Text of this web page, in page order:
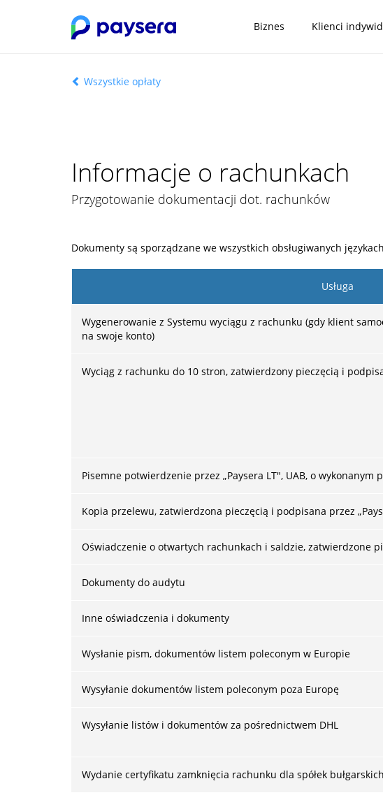
Biznes Klienci
Wszystkie opłaty
Informacje o rachunkach
Przygotowanie dokumentacji dot. rachunków
Dokumenty są sporządzane we wszystkich obsługiwanych
Usługa
Wygenerowanie z Systemu wyciągu z rachunku (gdy klient
na swoje konto)
Wyciąg z rachunku do 10 stron, zatwierdzony pieczęcią i
Pisemne potwierdzenie przez „Paysera LT", UAB, o wykonanym
Kopia przelewu, zatwierdzona pieczęcią i podpisana przez
Oświadczenie o otwartych rachunkach i saldzie, zatwierdzone
Dokumenty do audytu
Inne oświadczenia i dokumenty
Wysłanie pism, dokumentów listem poleconym w Europie
Wysyłanie dokumentów listem poleconym poza Europę
Wysyłanie listów i dokumentów za pośrednictwem DHL
Wydanie certyfikatu zamknięcia rachunku dla spółek bułgarskich